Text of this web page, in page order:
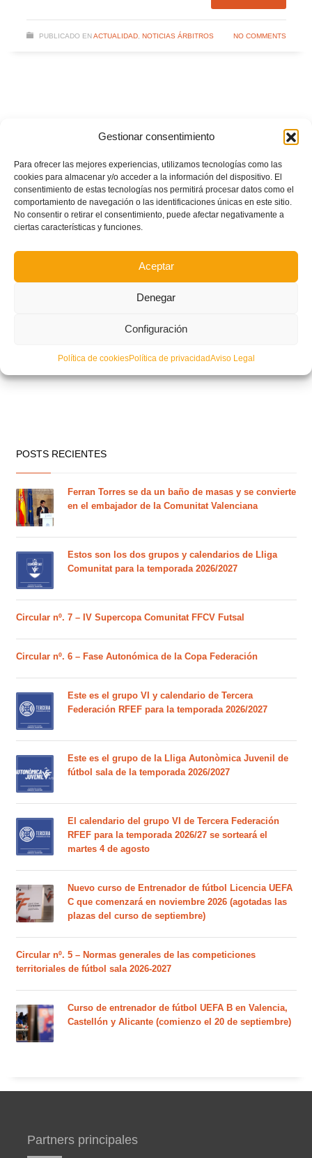
Gestionar consentimiento
Para ofrecer las mejores experiencias, utilizamos tecnologías como las
cookies para almacenar y/o acceder a la información del dispositivo. El
consentimiento de estas tecnologías nos permitirá procesar datos como el
comportamiento de navegación o las identificaciones únicas en este sitio.
No consentir o retirar el consentimiento, puede afectar negativamente a
ciertas características y funciones.
Aceptar
Denegar
Configuración
Política de cookiesPolítica de privacidadAviso Legal
PUBLICADO EN ACTUALIDAD, NOTICIAS ÁRBITROS NO COMMENTS
POSTS RECIENTES
Ferran Torres se da un baño de masas y se convierte
en el embajador de la Comunitat Valenciana
Estos son los dos grupos y calendarios de Lliga
Comunitat para la temporada 2026/2027
Circular nº. 7 – IV Supercopa Comunitat FFCV Futsal
Circular nº. 6 – Fase Autonómica de la Copa Federación
Este es el grupo VI y calendario de Tercera
Federación RFEF para la temporada 2026/2027
Este es el grupo de la Lliga Autonòmica Juvenil de
fútbol sala de la temporada 2026/2027
El calendario del grupo VI de Tercera Federación
RFEF para la temporada 2026/27 se sorteará el
martes 4 de agosto
Nuevo curso de Entrenador de fútbol Licencia UEFA
C que comenzará en noviembre 2026 (agotadas las
plazas del curso de septiembre)
Circular nº. 5 – Normas generales de las competiciones
territoriales de fútbol sala 2026-2027
Curso de entrenador de fútbol UEFA B en Valencia,
Castellón y Alicante (comienzo el 20 de septiembre)
Partners principales